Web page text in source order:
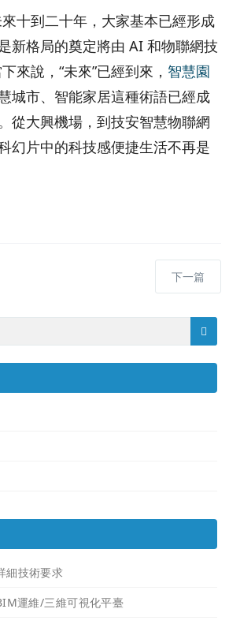
十到二十年，大家基本已經形成
新格局的奠定將由 AI 和物聯網技
來說，“未來”已經到來， 智慧園
城市、智能家居這種術語已經成
從大興機場，到技安智慧物聯網
幻片中的科技感便捷生活不再是
下一篇
細技術要求
運維/三維可視化平臺